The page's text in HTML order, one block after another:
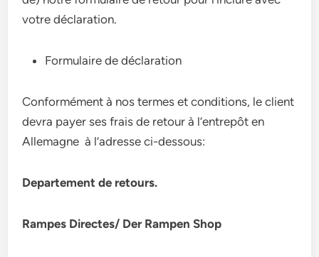
votre déclaration.
Formulaire de déclaration
Conformément à nos termes et conditions, le client
devra payer ses frais de retour à l’entrepôt en
Allemagne à l’adresse ci-dessous:
Departement de retours.
Rampes Directes/ Der Rampen Shop